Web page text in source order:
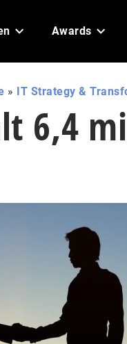
Awards
» IT Strategy &
6,4